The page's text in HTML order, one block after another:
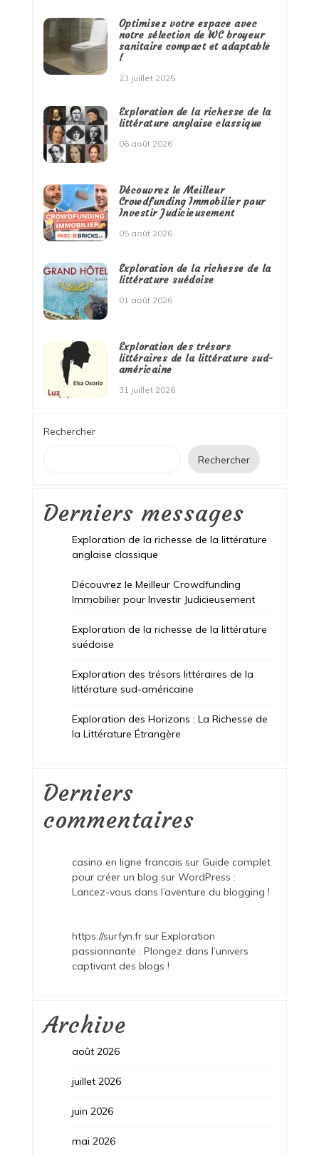
Optimisez votre espace avec
notre sélection de WC broyeur
sanitaire compact et adaptable
!
23 juillet 2025
Exploration de la richesse de la
littérature anglaise classique
06 août 2026
Découvrez le Meilleur
Crowdfunding Immobilier pour
Investir Judicieusement
05 août 2026
Exploration de la richesse de la
littérature suédoise
01 août 2026
Exploration des trésors
littéraires de la littérature sud-
américaine
31 juillet 2026
Rechercher
Rechercher
Derniers messages
Exploration de la richesse de la littérature
anglaise classique
Découvrez le Meilleur Crowdfunding
Immobilier pour Investir Judicieusement
Exploration de la richesse de la littérature
suédoise
Exploration des trésors littéraires de la
littérature sud-américaine
Exploration des Horizons : La Richesse de
la Littérature Étrangère
Derniers
commentaires
casino en ligne francais sur Guide complet
pour créer un blog sur WordPress :
Lancez-vous dans l’aventure du blogging !
https://surfyn.frsur Exploration
passionnante : Plongez dans l’univers
captivant des blogs !
Archive
août 2026
juillet 2026
juin 2026
mai 2026